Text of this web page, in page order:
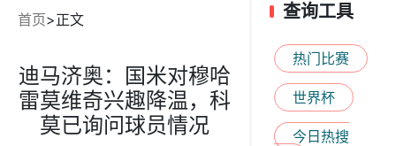
首页 正文
迪马济奥：国米对穆哈
雷莫维奇兴趣降温，科
莫已询问球员情况
查询工具
热门比赛
世界杯
今日热搜